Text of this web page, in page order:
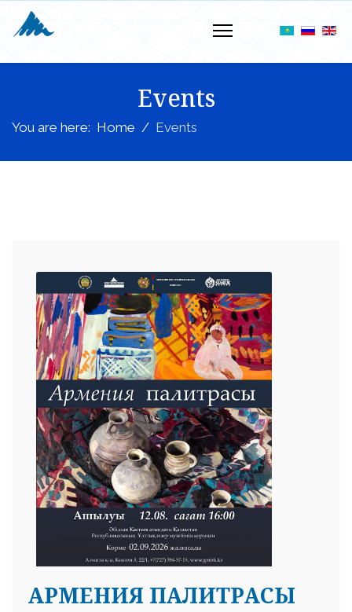
Events
You are here: Home Events
АРМЕНИЯ ПАЛИТРАСЫ